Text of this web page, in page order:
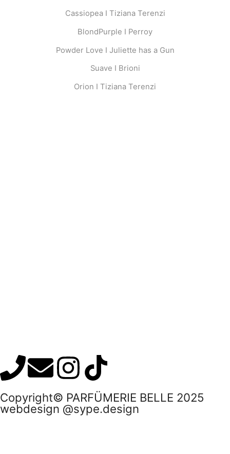
Cassiopea I Tiziana Terenzi
BlondPurple I Perroy
Powder Love I Juliette has a Gun
Suave I Brioni
Orion I Tiziana Terenzi
Copyright© PARFÜMERIE BELLE 2025
webdesign @sype.design